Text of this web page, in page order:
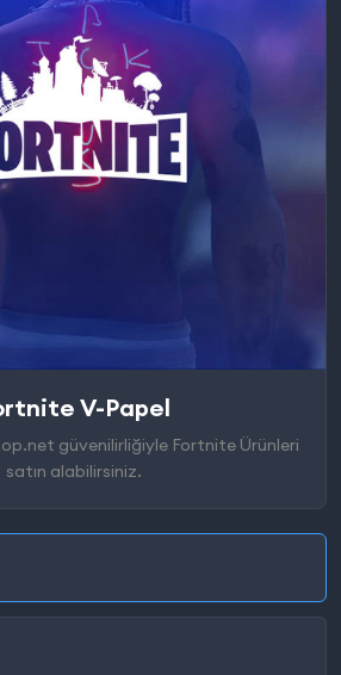
V-Papel
güvenilirliğiyle Fortnite Ürünleri
satın alabilirsiniz.